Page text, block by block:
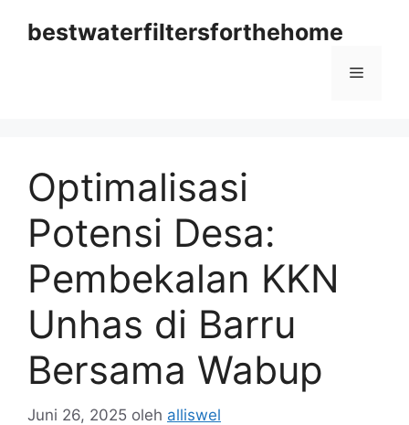
bestwaterfiltersforthehome
Menu
Optimalisasi
Potensi Desa:
Pembekalan KKN
Unhas di Barru
Bersama Wabup
Juni 26, 2025 oleh alliswel